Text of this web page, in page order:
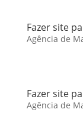
Fazer site
Agência de
Fazer site
Agência de